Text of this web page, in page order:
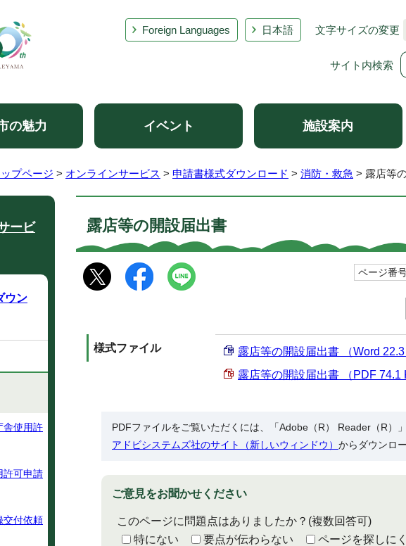
Foreign Languages 日本語 文字サイズの変更
サイト内検索
の魅力 イベント 施設案内
ップページ > オンラインサービス > 申請書様式ダウンロード > 消防・救急 > 露店等
露店等の開設届出書
ページ番
様式ファイル
露店等の開設届出書 （Word
露店等の開設届出書 （PDF 74.1
PDFファイルをご覧いただくには、「Adobe（R） Reader（R）
アドビシステムズ社のサイト（新しいウィンドウ） からダウンロ
ご意見をお聞かせください
このページに問題点はありましたか？ (複数回答可)
特にない
要点が伝わらない ページを探しに
ービ
ウン
舎使用許
許可申請
交付依頼